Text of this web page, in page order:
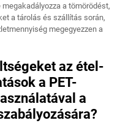
a tömörödést,
a tárolás és szállítás során,
megegyezzen a
az étel-
a PET-
a